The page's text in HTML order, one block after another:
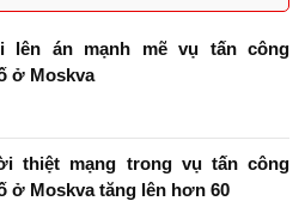
lên án mạnh mẽ vụ tấn công
ở Moskva
thiệt mạng trong vụ tấn công
ở Moskva tăng lên hơn 60